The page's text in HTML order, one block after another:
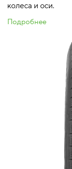
колеса и оси.
Подробнее